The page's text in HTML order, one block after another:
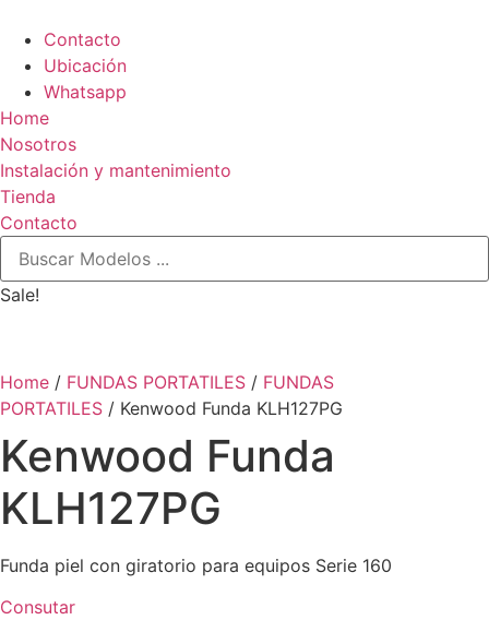
Contacto
Ubicación
Whatsapp
Home
Nosotros
Instalación y mantenimiento
Tienda
Contacto
Sale!
Home / FUNDAS PORTATILES / FUNDAS
PORTATILES / Kenwood Funda KLH127PG
Kenwood Funda
KLH127PG
Funda piel con giratorio para equipos Serie 160
Consutar